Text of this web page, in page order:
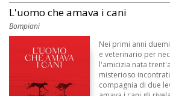
L'uomo che amava i cani
Bompiani
Nei primi anni
e veterinario per
l'amicizia nata
misterioso
compagnia di due